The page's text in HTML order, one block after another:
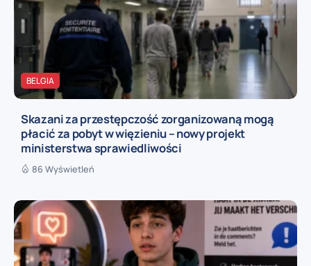
BELGIA
Skazani za przestępczość zorganizowaną mogą
płacić za pobyt w więzieniu – nowy projekt
ministerstwa sprawiedliwości
86 Wyświetleń